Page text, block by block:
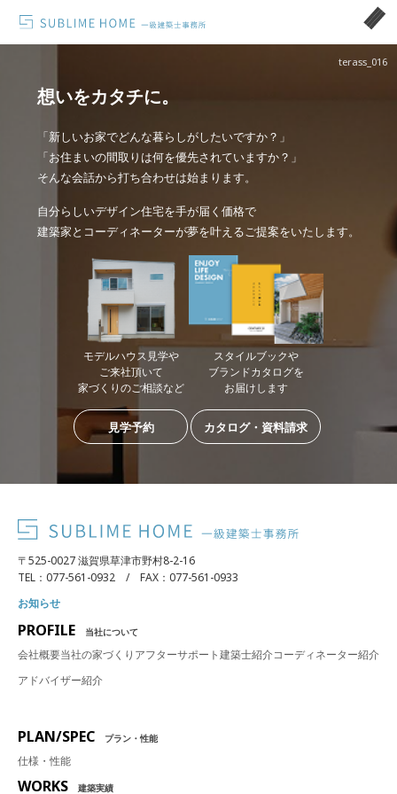
terass_016
想いをカタチに。
「新しいお家でどんな暮らしがしたいですか？」
「お住まいの間取りは何を優先されていますか？」
そんな会話から打ち合わせは始まります。
自分らしいデザイン住宅を手が届く価格で
建築家とコーディネーターが夢を叶えるご提案をいたします。
モデルハウス見学や
ご来社頂いて
家づくりのご相談など
見学予約
スタイルブックや
ブランドカタログを
お届けします
カタログ・資料請求
〒525-0027 滋賀県草津市野村8-2-16
TEL：077-561-0932 / FAX：077-561-0933
お知らせ
PROFILE 当社について
会社概要当社の家づくり アフターサポート建築士紹介コーディネーター紹介
アドバイザー紹介
PLAN/SPEC プラン・性能
仕様・性能
WORKS 建築実績